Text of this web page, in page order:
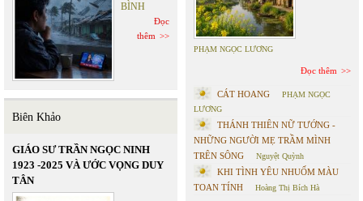
BÌNH
Đọc
thêm
Biên Khảo
GIÁO SƯ TRẦN NGỌC NINH
1923 -2025 VÀ ƯỚC VỌNG DUY
TÂN
PHẠM NGỌC LƯƠNG
Đọc thêm
CÁT HOANG
PHẠM NGỌC
LƯƠNG
THÁNH THIÊN NỮ TƯỚNG -
NHỮNG NGƯỜI MẸ TRẦM MÌNH
TRÊN SÔNG
Nguyệt Quỳnh
KHI TÌNH YÊU NHUỐM MÀU
TOAN TÍNH
Hoàng Thị Bích Hà